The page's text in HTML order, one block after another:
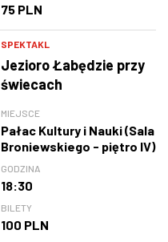
75 PLN
SPEKTAKL
Jezioro Łabędzie przy
świecach
MIEJSCE
Pałac Kultury i Nauki (Sala
Broniewskiego - piętro IV)
GODZINA
18:30
BILETY
100 PLN